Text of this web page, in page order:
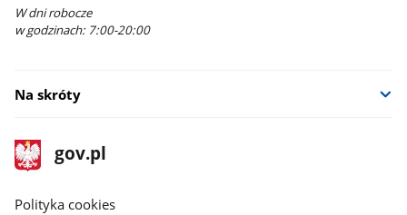
W dni robocze
w godzinach: 7:00-20:00
Na skróty
stopka
gov.pl
Strona
gov.pl
gov.pl
Polityka cookies